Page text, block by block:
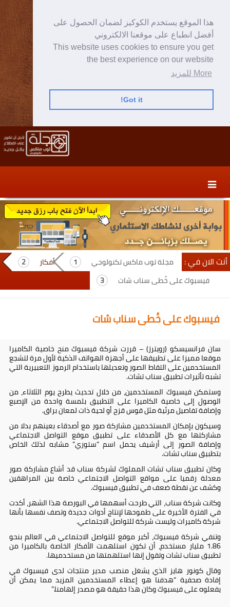
هذا الموقع يستخدم الكوكيز لضمان الحصول على
أفضل انطباع على موقعنا الالكتروني
This website uses cookies to ensure you get
the best experience on our website
More للمزيد
Got it!
content
secondary
content
أنت الان في : مجلة توب ماكس تكنولوجي
أفكار
فيسبوك على خُطى سناب شات
فيسبوك على خُطى سناب شات
سان فرانسيسكو (رويترز) – قررت شركة فيسبوك منح خاصية الكاميرا
موقعا مميزا على تطبيقها على أجهزة الهواتف الذكية لأول مرة لتشجع
المستخدمين على التقاط الصور وتعديلها باستخدام الرموز التعبيرية التي
تشبه تأثيرات تطبيق سناب تشات.
وستمكن فيسبوك المستخدمين، من خلال تحديث يطرح يوم الثلاثاء، من
الوصول إلى خاصية الكاميرا على التطبيق بلمسة واحدة من الإصبع
وإضافة تفاصيل مرئية مثل قوس قزح أو لحية ذات لمعان براق.
وسيكون بإمكان المستخدمين مشاركة صور مع أصدقاء بعينهم بدلا من
مشاركتها مع كل الأصدقاء على تطبيق موقع التواصل الاجتماعي
وإضافة الصور إلى أرشيف يحمل اسم “ستوري” مشابه لذلك الخاص
بتطبيق سناب تشات.
وكان تطبيق سناب تشات المملوك لشركة سناب قد أشاع مشاركة صور
معدلة رقميا على مواقع التواصل الاجتماعي خاصة بين المراهقين
وكشف عن نقطة ضعف في تطبيق فيسبوك.
وكانت شركة سناب، التي طرحت أسهمها في البورصة هذا الشهر، أكدت
في الفترة الأخيرة على طموحها لإنتاج أدوات جديدة وتصف نفسها بأنها
شركة كاميرات وليست شركة للتواصل الاجتماعي.
وتنفي شركة فيسبوك، أكبر موقع للتواصل الاجتماعي في العالم بنحو
1.86 مليار مستخدم، أن تكون استلهمت الأفكار الخاصة بالكاميرا من
تطبيق سناب تشات وتقول إنها استلهمتها من مستخدميها.
وقال كونور هايز الذي يشغل منصب مدير منتجات لدى فيسبوك في
إفادة صحفية “هدفنا هو إعطاء المستخدمين المزيد مما يمكن أن
يفعلوه على فيسبوك وكان هذا حقيقة هو مصدر إلهامنا.”